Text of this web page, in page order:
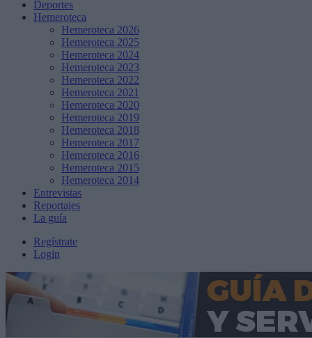
Deportes
Hemeroteca
Hemeroteca 2026
Hemeroteca 2025
Hemeroteca 2024
Hemeroteca 2023
Hemeroteca 2022
Hemeroteca 2021
Hemeroteca 2020
Hemeroteca 2019
Hemeroteca 2018
Hemeroteca 2017
Hemeroteca 2016
Hemeroteca 2015
Hemeroteca 2014
Entrevistas
Reportajes
La guía
Regístrate
Login